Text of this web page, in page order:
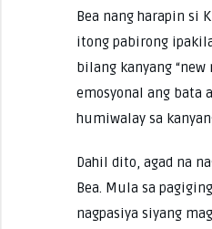
Bea nang harapin si
itong pabirong
bilang kanyang “new
emosyonal ang bata
humiwalay sa
Dahil dito, agad na
Bea. Mula sa
nagpasiya siyang